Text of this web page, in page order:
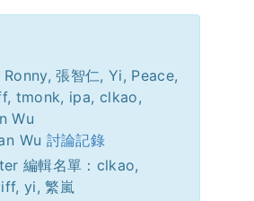
Ronny, 張智仁, Yi, Peace,
tmonk, ipa, clkao,
Wu
Wu 討論記錄
編輯名單：clkao,
yi, 繁嵐